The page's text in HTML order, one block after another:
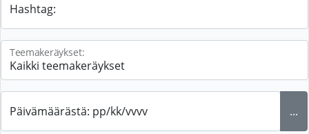
Hashtag:
Teemakeräykset:
Päivämäärästä: pp/kk/vvvv ...